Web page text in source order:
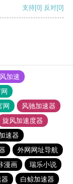
支持[0] 反对[0]
加速
网
风驰加速器
旋风加速度器
速器
外网网址导航
漫画
瑞乐小说
白鲸加速器